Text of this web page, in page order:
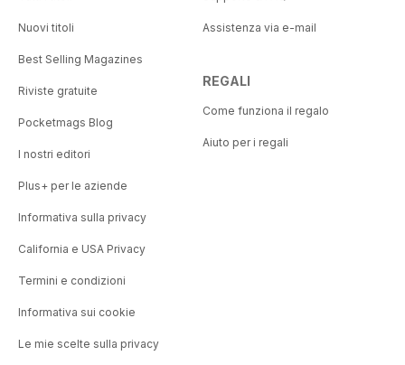
Nuovi titoli
Best Selling Magazines
Riviste gratuite
Pocketmags Blog
I nostri editori
Plus+ per le aziende
Informativa sulla privacy
California e USA Privacy
Termini e condizioni
Informativa sui cookie
Le mie scelte sulla privacy
Assistenza via e-mail
REGALI
Come funziona il regalo
Aiuto per i regali